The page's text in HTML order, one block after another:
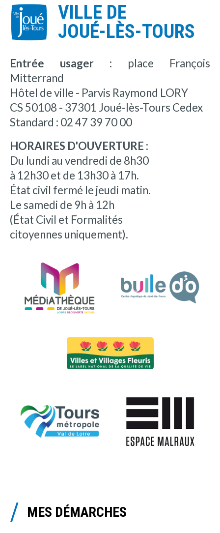
VILLE DE
JOUÉ-LÈS-TOURS
Entrée usager : place François
Mitterrand
Hôtel de ville - Parvis Raymond LORY
CS 50108 - 37301 Joué-lès-Tours Cedex
Standard : 02 47 39 70 00
HORAIRES D'OUVERTURE :
Du lundi au vendredi de 8h30
à 12h30 et de 13h30 à 17h.
État civil fermé le jeudi matin.
Le samedi de 9h à 12h
(État Civil et Formalités
citoyennes uniquement).
MES DÉMARCHES